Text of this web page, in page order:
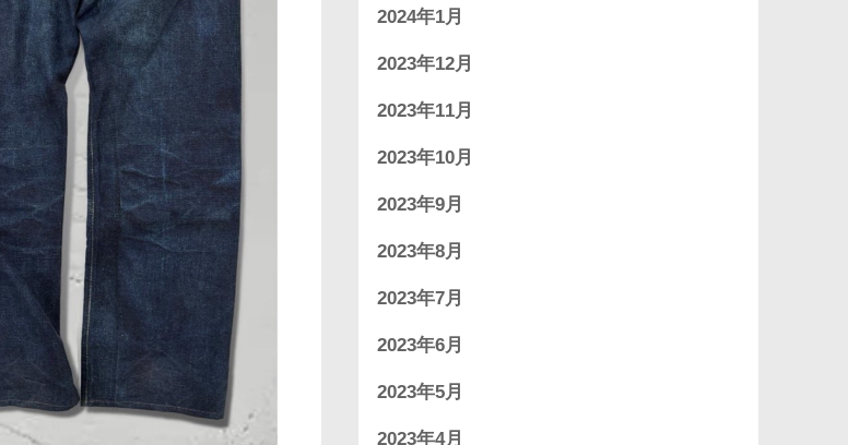
2024年1月
2023年12月
2023年11月
2023年10月
2023年9月
2023年8月
2023年7月
2023年6月
2023年5月
2023年4月